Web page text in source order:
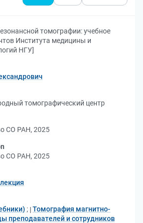
томографии: учебное
Института медицины и
НГУ]
томографический центр
СО РАН, 2025
СО РАН, 2025
; Томография магнитно-
преподавателей и сотрудников